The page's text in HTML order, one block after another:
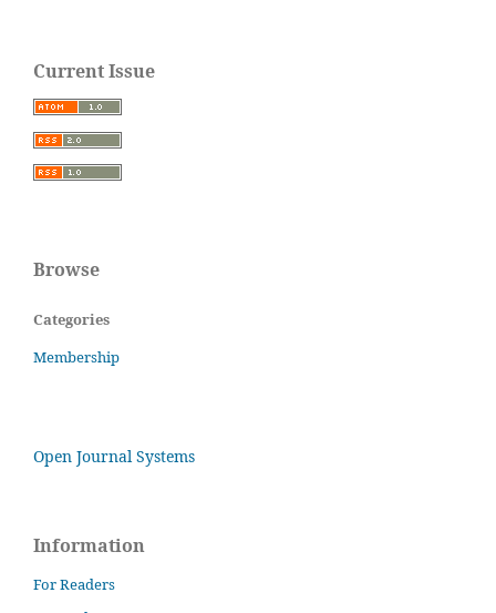
Current Issue
Browse
Categories
Membership
Open Journal Systems
Information
For Readers